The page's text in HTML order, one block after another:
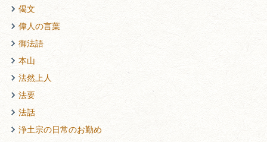
偈文
偉人の言葉
御法語
本山
法然上人
法要
法話
浄土宗の日常のお勤め